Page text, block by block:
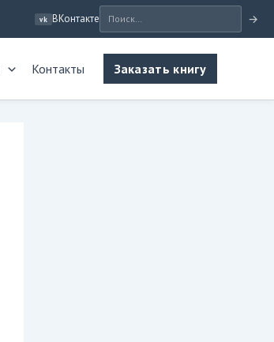
vk ВКонтакте →
Контакты Заказать книгу